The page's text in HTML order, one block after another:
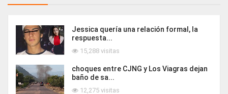
Jessica quería una relación formal, la
respuesta...
15,288 visitas
choques entre CJNG y Los Viagras dejan
baño de sa...
12,275 visitas